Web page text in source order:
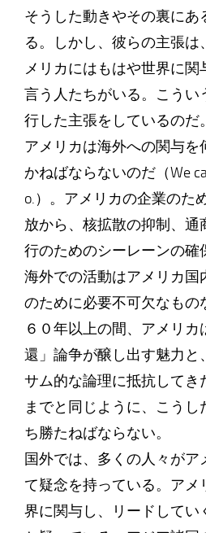
そうした動きやその裏にあ
る。しかし、彼らの主張は
メリカにはもはや世界に関
言う人たちがいる。こうい
行した主張をしているのだ。
アメリカは海外への関与を
かねばならないのだ（We
o.）。アメリカの企業のた
放から、核拡散の抑制、通
行のためのシーレーンの確
海外での活動はアメリカ国
のために必要不可欠なもの
６０年以上の間、アメリカ
還」論争が醸し出す魅力と
サム的な論理に抵抗してき
までと同じように、こう
ち勝たねばならない。
国外では、多くの人々がア
て疑念を持っている。アメ
界に関与し、リードしてい